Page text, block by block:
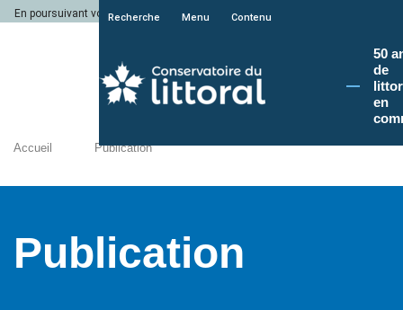
En poursuivant votre navigation sur le site du Conservatoire du littoral, vous
Recherche Menu Contenu
50
de
en
Accueil Publication
Publication